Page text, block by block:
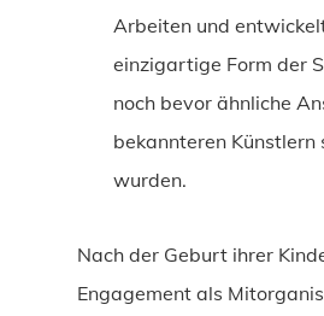
Arbeiten und
einzigartige Form der
noch bevor ähnliche
bekannteren Künstlern
wurden.
Nach der Geburt ihrer
Engagement als